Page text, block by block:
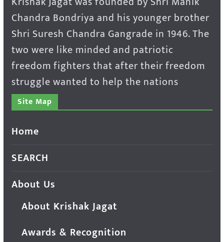
Chandra Bondriya and his younger brother
Shri Suresh Chandra Gangrade in 1946. The
two were like minded and patriotic
freedom fighters that after their freedom
struggle wanted to help the nations
Site Map
Home
SEARCH
About Us
About Krishak Jagat
Awards & Recognition